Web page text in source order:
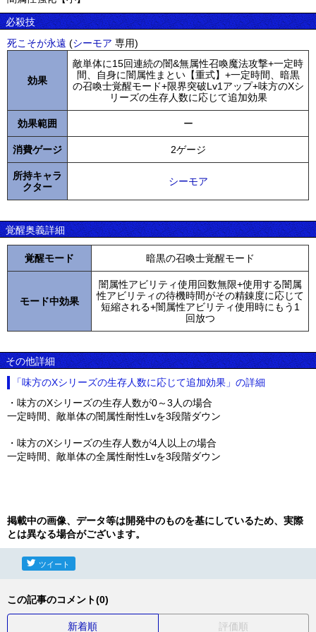
必殺技
死こそが永遠 (シーモア 専用)
効果
敵単体に15回連続の闇&無属性召喚魔法攻撃+一定時
間、自身に闇属性まとい【重式】+一定時間、暗黒
の召喚士覚醒モード+限界突破Lv1アップ+味方のXシ
リーズの生存人数に応じて追加効果
効果範囲 ー
消費ゲージ 2ゲージ
所持キャラ
クター
シーモア
覚醒奥義詳細
覚醒モード 暗黒の召喚士覚醒モード
モード中効果
闇属性アビリティ使用回数無限+使用する闇属
性アビリティの待機時間がその精錬度に応じて
短縮される+闇属性アビリティ使用時にもう1
回放つ
その他詳細
「味方のXシリーズの生存人数に応じて追加効果」の詳細
・味方のXシリーズの生存人数が0～3人の場合
一定時間、敵単体の闇属性耐性Lvを3段階ダウン
・味方のXシリーズの生存人数が4人以上の場合
一定時間、敵単体の全属性耐性Lvを3段階ダウン
掲載中の画像、データ等は開発中のものを基にしているため、実際
とは異なる場合がございます。
ツイート
この記事のコメント(0)
新着順 評価順